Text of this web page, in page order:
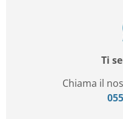
Ti
Chiama il